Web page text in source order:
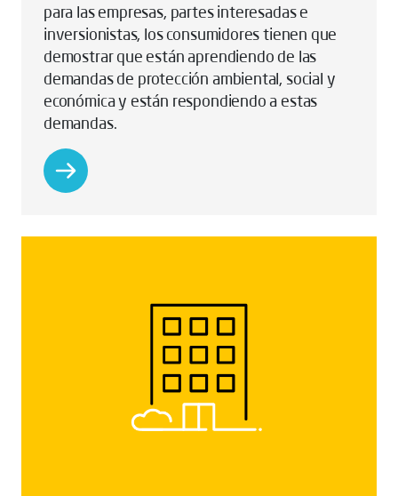
para las empresas, partes interesadas e
inversionistas, los consumidores tienen que
demostrar que están aprendiendo de las
demandas de protección ambiental, social y
económica y están respondiendo a estas
demandas.